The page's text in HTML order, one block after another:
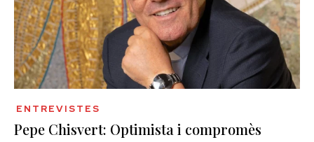
ENTREVISTES
Pepe Chisvert: Optimista i compromès